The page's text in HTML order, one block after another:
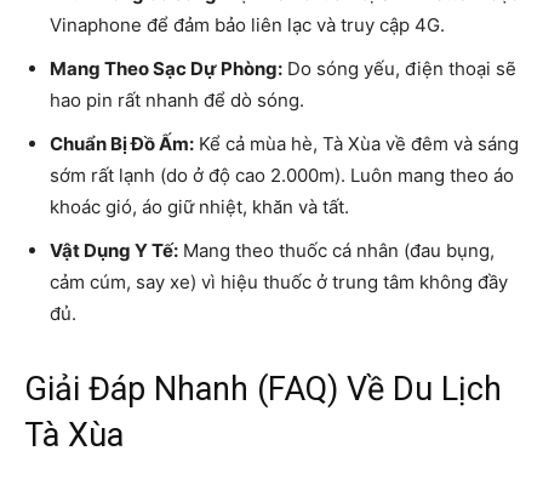
Vinaphone để đảm bảo liên lạc và truy cập 4G.
Mang Theo Sạc Dự Phòng: Do sóng yếu, điện thoại sẽ
hao pin rất nhanh để dò sóng.
Chuẩn Bị Đồ Ấm: Kể cả mùa hè, Tà Xùa về đêm và sáng
sớm rất lạnh (do ở độ cao 2.000m). Luôn mang theo áo
khoác gió, áo giữ nhiệt, khăn và tất.
Vật Dụng Y Tế: Mang theo thuốc cá nhân (đau bụng,
cảm cúm, say xe) vì hiệu thuốc ở trung tâm không đầy
đủ.
Giải Đáp Nhanh (FAQ) Về Du Lịch
Tà Xùa